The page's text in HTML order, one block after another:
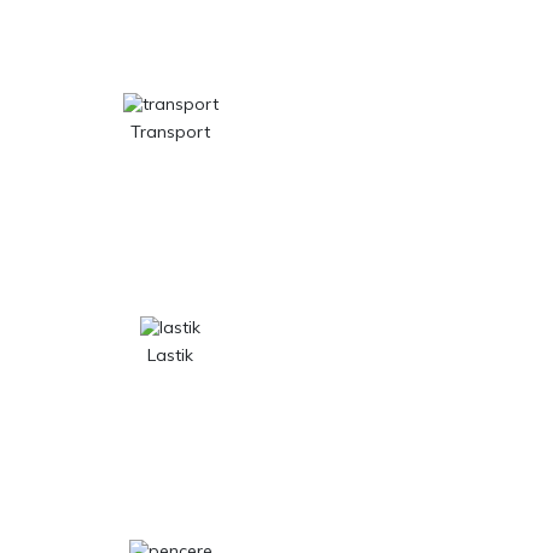
Transport
Lastik